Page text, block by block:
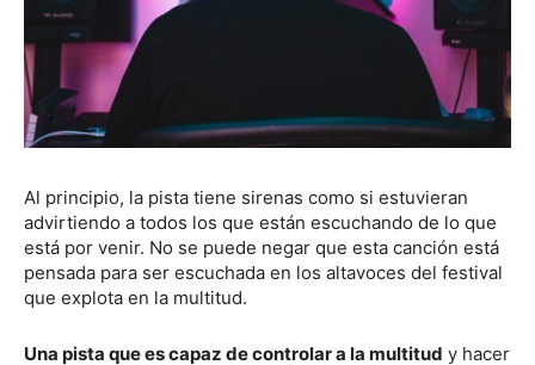
Al principio, la pista tiene sirenas como si estuvieran
advirtiendo a todos los que están escuchando de lo que
está por venir. No se puede negar que esta canción está
pensada para ser escuchada en los altavoces del festival
que explota en la multitud.
Una pista que es capaz de controlar a la multitud y hacer